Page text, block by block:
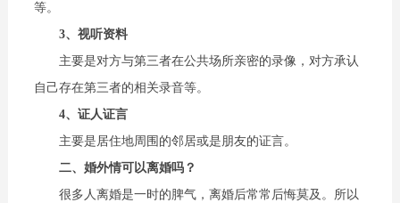
等。
3、视听资料
主要是对方与第三者在公共场所亲密的录像，对方承认
自己存在第三者的相关录音等。
4、证人证言
主要是居住地周围的邻居或是朋友的证言。
二、婚外情可以离婚吗？
很多人离婚是一时的脾气，离婚后常常后悔莫及。所以